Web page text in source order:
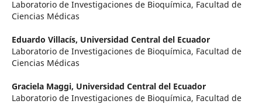
Laboratorio de Investigaciones de Bioquímica, Facultad de
Ciencias Médicas
Eduardo Villacís, Universidad Central del Ecuador
Laboratorio de Investigaciones de Bioquímica, Facultad de
Ciencias Médicas
Graciela Maggi, Universidad Central del Ecuador
Laboratorio de Investigaciones de Bioquímica, Facultad de